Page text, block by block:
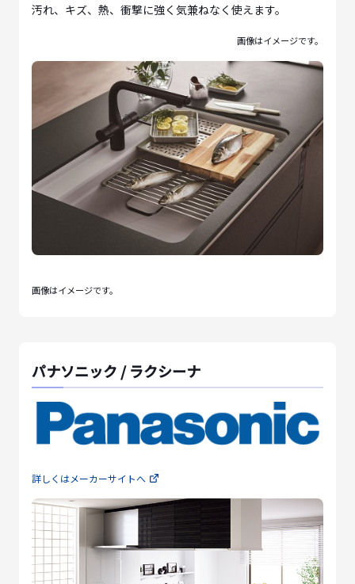
汚れ、キズ、熱、衝撃に強く気兼ねなく使えます。
画像はイメージです。
画像はイメージです。
パナソニック / ラクシーナ
詳しくはメーカーサイトへ